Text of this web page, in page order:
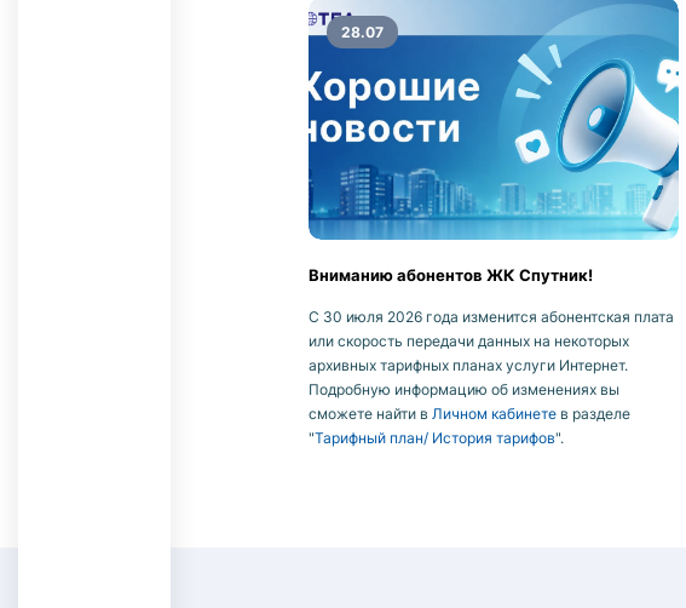
28.07
Вниманию абонентов ЖК Спутник!
С 30 июля 2026 года изменится абонентская плата
или скорость передачи данных на некоторых
архивных тарифных планах услуги Интернет.
Подробную информацию об изменениях вы
сможете найти в Личном кабинете в разделе
"Тарифный план/ История тарифов".